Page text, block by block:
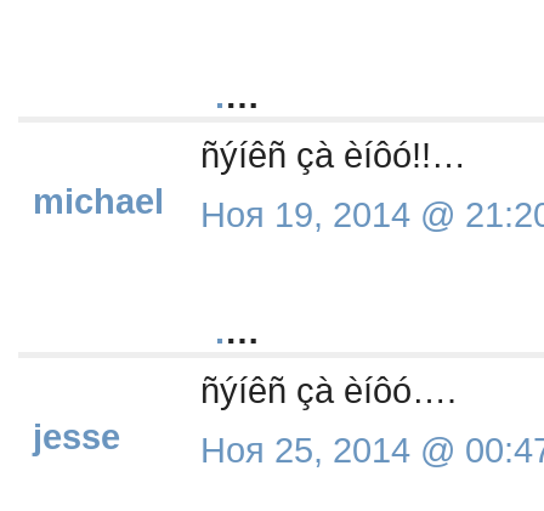
michael
.…
ñýíêñ çà èíôó!!…
Ноя 19, 2014 @
jesse
.…
ñýíêñ çà èíôó….
Ноя 25, 2014 @